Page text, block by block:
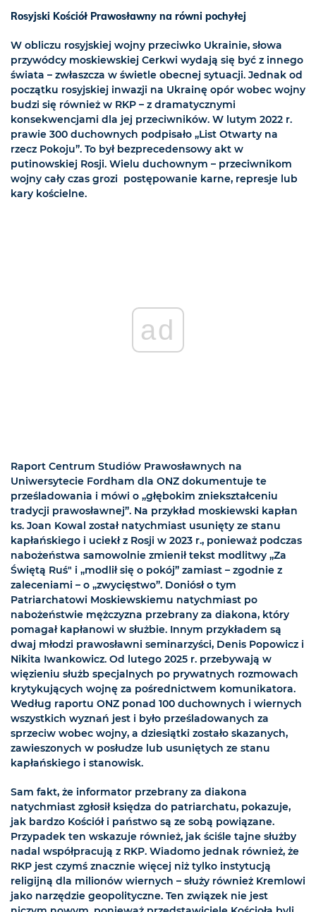
Rosyjski Kościół Prawosławny na równi pochyłej
W obliczu rosyjskiej wojny przeciwko Ukrainie, słowa
przywódcy moskiewskiej Cerkwi wydają się być z innego
świata – zwłaszcza w świetle obecnej sytuacji. Jednak od
początku rosyjskiej inwazji na Ukrainę opór wobec wojny
budzi się również w RKP – z dramatycznymi
konsekwencjami dla jej przeciwników. W lutym 2022 r.
prawie 300 duchownych podpisało „List Otwarty na
rzecz Pokoju”. To był bezprecedensowy akt w
putinowskiej Rosji. Wielu duchownym – przeciwnikom
wojny cały czas grozi postępowanie karne, represje lub
kary kościelne.
ad
Raport Centrum Studiów Prawosławnych na
Uniwersytecie Fordham dla ONZ dokumentuje te
prześladowania i mówi o „głębokim zniekształceniu
tradycji prawosławnej”. Na przykład moskiewski kapłan
ks. Joan Kowal został natychmiast usunięty ze stanu
kapłańskiego i uciekł z Rosji w 2023 r., ponieważ podczas
nabożeństwa samowolnie zmienił tekst modlitwy „Za
Świętą Ruś" i „modlił się o pokój” zamiast – zgodnie z
zaleceniami – o „zwycięstwo”. Doniósł o tym
Patriarchatowi Moskiewskiemu natychmiast po
nabożeństwie mężczyzna przebrany za diakona, który
pomagał kapłanowi w służbie. Innym przykładem są
dwaj młodzi prawosławni seminarzyści, Denis Popowicz i
Nikita Iwankowicz. Od lutego 2025 r. przebywają w
więzieniu służb specjalnych po prywatnych rozmowach
krytykujących wojnę za pośrednictwem komunikatora.
Według raportu ONZ ponad 100 duchownych i wiernych
wszystkich wyznań jest i było prześladowanych za
sprzeciw wobec wojny, a dziesiątki zostało skazanych,
zawieszonych w posłudze lub usuniętych ze stanu
kapłańskiego i stanowisk.
Sam fakt, że informator przebrany za diakona
natychmiast zgłosił księdza do patriarchatu, pokazuje,
jak bardzo Kościół i państwo są ze sobą powiązane.
Przypadek ten wskazuje również, jak ściśle tajne służby
nadal współpracują z RKP. Wiadomo jednak również, że
RKP jest czymś znacznie więcej niż tylko instytucją
religijną dla milionów wiernych – służy również Kremlowi
jako narzędzie geopolityczne. Ten związek nie jest